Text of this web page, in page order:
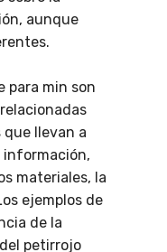
aunque
para min son
llevan a
información,
materiales, la
ejemplos de
de la
petirrojo